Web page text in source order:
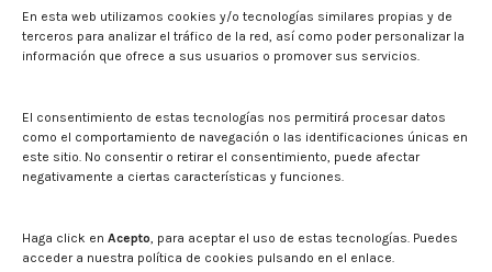
En esta web utilizamos cookies y/o tecnologías similares propias y de
terceros para analizar el tráfico de la red, así como poder personalizar la
información que ofrece a sus usuarios o promover sus servicios.
El consentimiento de estas tecnologías nos permitirá procesar datos
como el comportamiento de navegación o las identificaciones únicas en
este sitio. No consentir o retirar el consentimiento, puede afectar
negativamente a ciertas características y funciones.
Haga click en Acepto, para aceptar el uso de estas tecnologías. Puedes
acceder a nuestra política de cookies pulsando en el enlace.
Noticias
Eventos
Boletín electrónico cita2
Contact
Search on CITA website